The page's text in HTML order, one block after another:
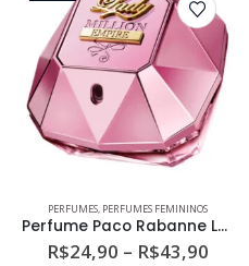
PERFUMES, PERFUMES FEMININOS
Perfume Paco Rabanne Lady Million Empire Feminino Eau de Parfum
R$24,90 – R$43,90Faixa